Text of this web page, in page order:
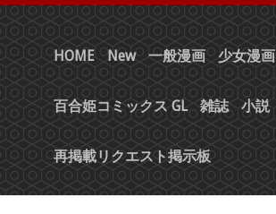
HOME New 一般漫画 少女漫画
百合姫コミックス GL 雑誌 小説
再掲載リクエスト掲示板